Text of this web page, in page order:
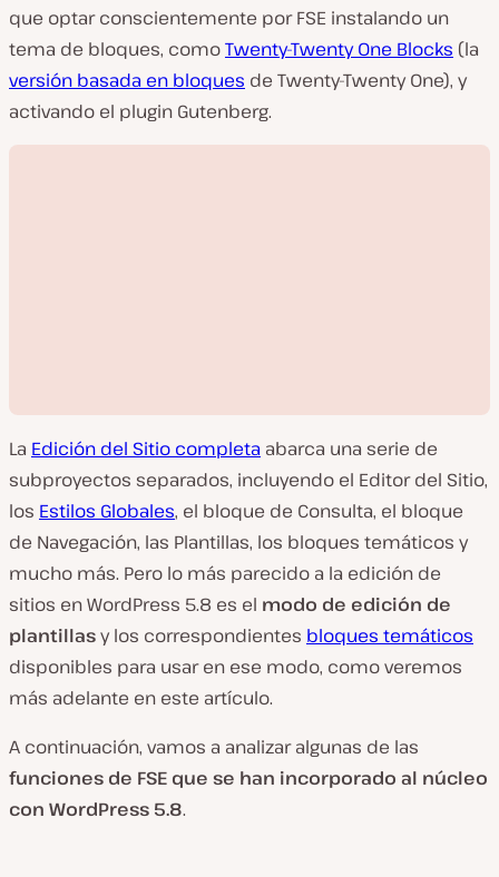
que optar conscientemente por FSE instalando un
tema de bloques, comoTwenty-Twenty One Blocks (la
versión basada en bloques de Twenty-Twenty One), y
activando el plugin Gutenberg.
e
r
d
c
r
í
d
e
o
La Edición del Sitio completa abarca una serie de
subproyectos separados, incluyendo el Editor del Sitio,
los Estilos Globales, el bloque de Consulta, el bloque
de Navegación, las Plantillas, los bloques temáticos y
mucho más. Pero lo más parecido a la edición de
sitios en WordPress 5.8 es el modo de edición de
plantillasy los correspondientes bloques temáticos
disponibles para usar en ese modo, como veremos
más adelante en este artículo.
A continuación, vamos a analizar algunas de las
funciones de FSE que se han incorporado al núcleo
con WordPress 5.8.